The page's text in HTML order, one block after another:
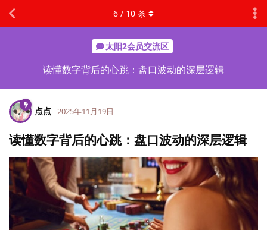
太阳2会员交流区
读懂数字背后的心跳：盘口波动的深层逻辑
6 / 10 条
点点 2025年11月19日
读懂数字背后的心跳：盘口波动的深层逻辑